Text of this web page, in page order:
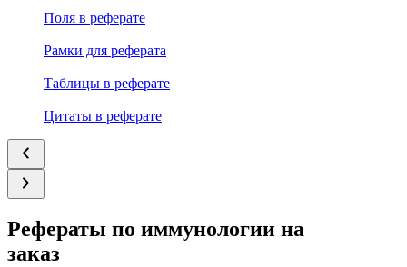
Поля в реферате
Рамки для реферата
Таблицы в реферате
Цитаты в реферате
Рефераты по иммунологии на
заказ